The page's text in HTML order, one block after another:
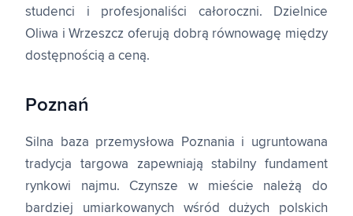
studenci i profesjonaliści całoroczni. Dzielnice
Oliwa i Wrzeszcz oferują dobrą równowagę między
dostępnością a ceną.
Poznań
Silna baza przemysłowa Poznania i ugruntowana
tradycja targowa zapewniają stabilny fundament
rynkowi najmu. Czynsze w mieście należą do
bardziej umiarkowanych wśród dużych polskich